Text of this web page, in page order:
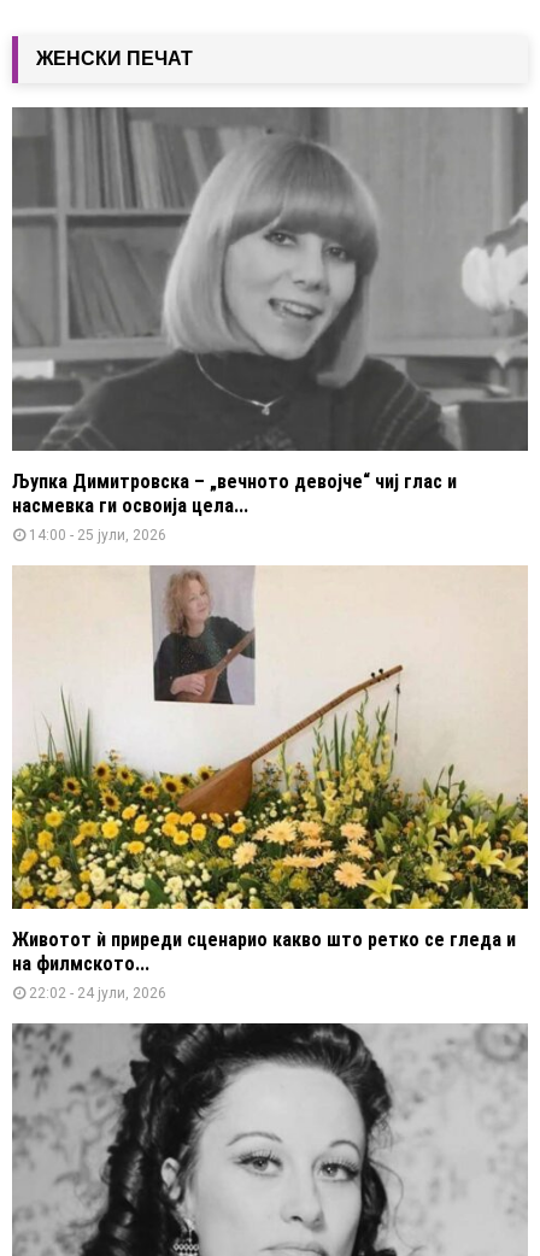
ЖЕНСКИ ПЕЧАТ
Љупка Димитровска – „вечното девојче“ чиј глас и
насмевка ги освоија цела...
14:00 - 25 јули, 2026
Животот ѝ приреди сценарио какво што ретко се гледа и
на филмското...
22:02 - 24 јули, 2026